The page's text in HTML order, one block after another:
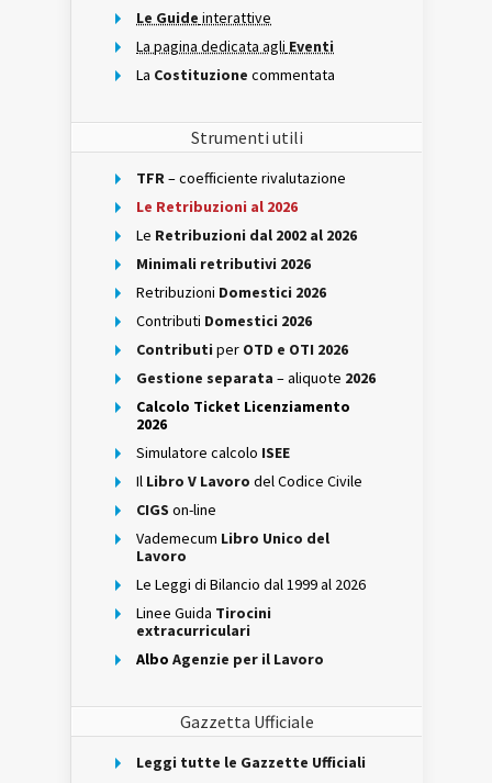
Le Guide interattive
La pagina dedicata agli Eventi
La Costituzione commentata
Strumenti utili
TFR– coefficiente rivalutazione
Le Retribuzioni al 2026
Le Retribuzioni dal 2002 al 2026
Minimali retributivi 2026
Retribuzioni Domestici 2026
Contributi Domestici 2026
Contributi per OTD e OTI 2026
Gestione separata – aliquote 2026
Calcolo Ticket Licenziamento
2026
Simulatore calcolo ISEE
Il Libro V Lavoro del Codice Civile
CIGS on-line
Vademecum Libro Unico del
Lavoro
Le Leggi di Bilancio dal 1999 al 2026
Linee Guida Tirocini
extracurriculari
Albo Agenzie per il Lavoro
Gazzetta Ufficiale
Leggi tutte le Gazzette Ufficiali